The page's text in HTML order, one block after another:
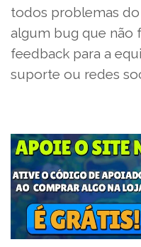
todos problemas
algum bug que não
feedback para a
suporte ou redes